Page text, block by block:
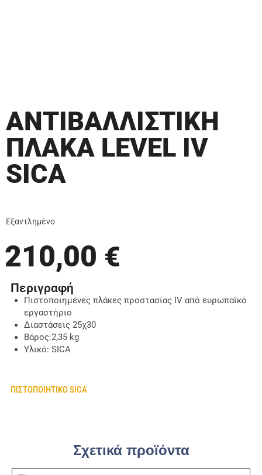
ΑΝΤΙΒΑΛΛΙΣΤΙΚΗ
ΠΛΑΚΑ LEVEL IV
SICA
Εξαντλημένο
210,00 €
Περιγραφή
Πιστοποιημένες πλάκες προστασίας IV από ευρωπαϊκό
εργαστήριο
Διαστάσεις 25χ30
Βάρος:2,35 kg
Υλικό: SICA
ΠΙΣΤΟΠΟΙΗΤΙΚΟ SICA
Σχετικά προϊόντα